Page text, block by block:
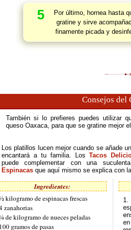
5
Por último, hornea hasta
gratine y sirve
finamente picada y
Consejos del
También si lo prefieres puedes utilizar
queso Oaxaca, para que se gratine mejor
Los platillos lucen mejor cuando se añade
encantará a tu familia. LosTacos
puede complementar con una
Espinacas que aquí mismo se explica con
Ingredientes:
kilogramo de espinacas frescas
zanahorias
de kilogramo de nueces peladas
100 gramos de pasas